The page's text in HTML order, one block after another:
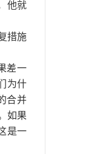
他就
措施
差一
为什
合并
如果
是一